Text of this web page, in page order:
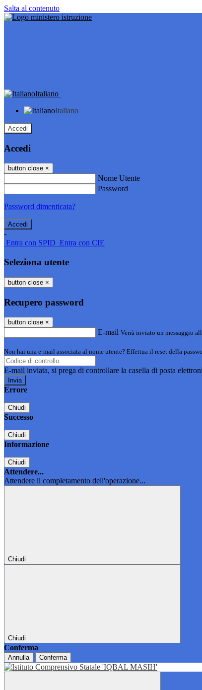
Salta al contenuto
Italiano
Italiano
Accedi
Accedi
button close ×
Nome Utente
Password
Password dimenticata?
-
Entra con SPID Entra con CIE
Seleziona utente
button close ×
Recupero password
button close ×
E-mail Verrà inviato un messaggio
Non hai una e-mail associata al nome utente? Effettua il reset della
E-mail inviata, si prega di controllare la casella di posta
Errore
Chiudi
Successo
Chiudi
Informazione
Chiudi
Attendere...
Attendere il completamento dell'operazione...
Chiudi
Chiudi
Conferma
Annulla Conferma